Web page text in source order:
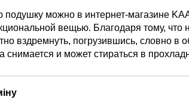
подушку можно в интернет-магазине
вещью. Благодаря тому, что
вздремнуть, погрузившись, словно в
снимается и может стираться в